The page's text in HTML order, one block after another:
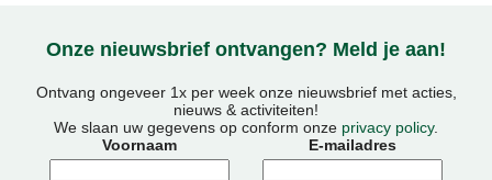
Onze nieuwsbrief ontvangen? Meld je aan!
Ontvang ongeveer 1x per week onze nieuwsbrief met acties,
nieuws & activiteiten!
We slaan uw gegevens op conform onze privacy policy.
Voornaam
E-mailadres